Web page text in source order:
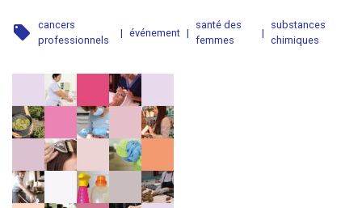
local_offer
cancers
professionnels
| événement |
santé des
femmes
|
substances
chimiques